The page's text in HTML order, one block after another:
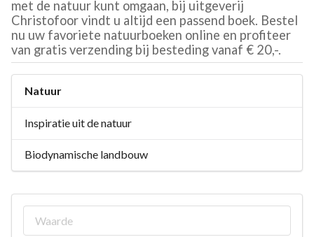
met de natuur kunt omgaan, bij uitgeverij
Christofoor vindt u altijd een passend boek. Bestel
nu uw favoriete natuurboeken online en profiteer
van gratis verzending bij besteding vanaf € 20,-.
Natuur
Inspiratie uit de natuur
Biodynamische landbouw